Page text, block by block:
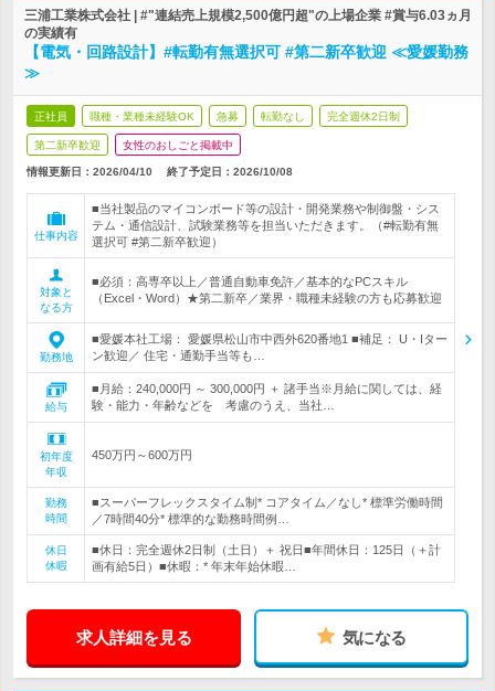
三浦工業株式会社 | #"連結売上規模2,500億円超"の上場企業 #賞与6.03ヵ月
の実績有
【電気・回路設計】#転勤有無選択可 #第二新卒歓迎 ≪愛媛勤務
≫
正社員 職種・業種未経験OK 急募 転勤なし 完全週休2日制
第二新卒歓迎 女性のおしごと掲載中
情報更新日：2026/04/10 終了予定日： 2026/10/08
仕事内容
■当社製品のマイコンボード等の設計・開発業務や制御盤・シス
テム・通信設計、試験業務等を担当いただきます。（#転勤有無
選択可 #第二新卒歓迎）
対象と
なる方
■必須：高専卒以上／普通自動車免許／基本的なPCスキル
（Excel・Word）★第二新卒／業界・職種未経験の方も応募歓迎
勤務地
■愛媛本社工場： 愛媛県松山市中西外620番地1 ■補足： U・Iター
ン歓迎／ 住宅・通勤手当等も…
給与
■月給：240,000円 ～ 300,000円 ＋ 諸手当※月給に関しては、経
験・能力・年齢などを 考慮のうえ、当社…
初年度
年収
450万円～600万円
勤務
時間
■スーパーフレックスタイム制* コアタイム／なし* 標準労働時間
／7時間40分* 標準的な勤務時間例…
休日
休暇
■休日：完全週休2日制（土日）＋ 祝日■年間休日：125日（＋計
画有給5日）■休暇：* 年末年始休暇…
求人詳細を見る 気になる